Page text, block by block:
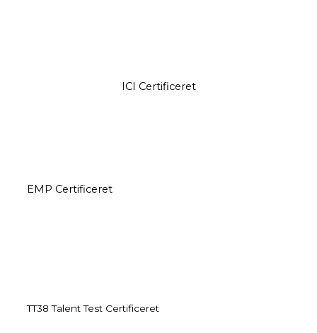
ICI Certificeret
EMP Certificeret
TT38 Talent Test Certificeret